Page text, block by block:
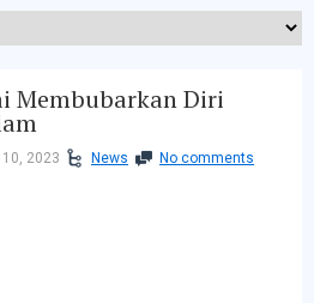
Membubarkan Diri
2023 News No comments